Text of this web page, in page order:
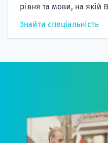
рівня та мови, на якій
Знайти спеціальність